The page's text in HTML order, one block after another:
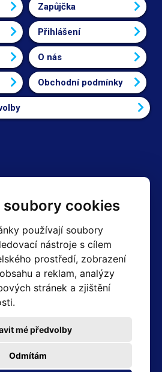
soubory cookies
používají soubory
nástroje s cílem
prostředí, zobrazení
a reklam, analýzy
stránek a zjištění
Odmítám
mé předvolby
Zapůjčka
Přihlášení
O nás
Obchodní podmínky
605 234 204
oddělení
7:30 – 15:00)
8:00 – 16:00)